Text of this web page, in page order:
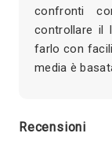
confronti
controllare il
farlo con
media è
Recensioni